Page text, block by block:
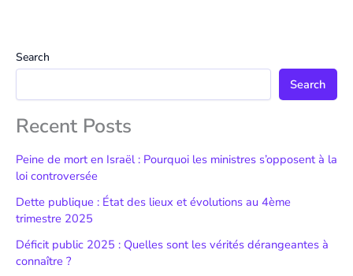
Search
Search
Recent Posts
Peine de mort en Israël : Pourquoi les ministres s’opposent à la
loi controversée
Dette publique : État des lieux et évolutions au 4ème
trimestre 2025
Déficit public 2025 : Quelles sont les vérités dérangeantes à
connaître ?